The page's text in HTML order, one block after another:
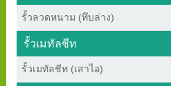
รั้วลวดหนาม (ทึบล่าง)
รั้วเมทัลชีท
รั้วเมทัลชีท (เสาไอ)